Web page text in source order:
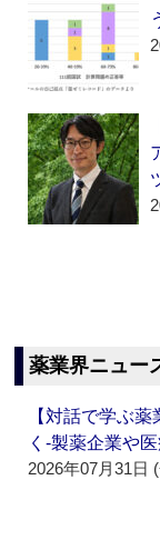
薬業界ニュー
【対話で学ぶ
く‐製薬企業や
2026年07月31日